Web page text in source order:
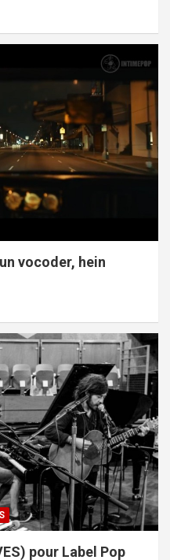
vocoder, hein
pour Label Pop